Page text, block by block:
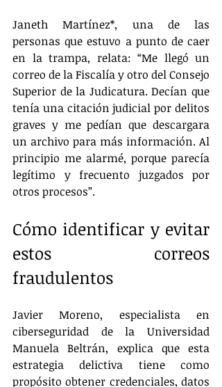
Janeth Martínez*, una de las
personas que estuvo a punto de caer
en la trampa, relata: “Me llegó un
correo de la Fiscalía y otro del Consejo
Superior de la Judicatura. Decían que
tenía una citación judicial por delitos
graves y me pedían que descargara
un archivo para más información. Al
principio me alarmé, porque parecía
legítimo y frecuento juzgados por
otros procesos”.
Cómo identificar y evitar
estos correos
fraudulentos
Javier Moreno, especialista en
ciberseguridad de la Universidad
Manuela Beltrán, explica que esta
estrategia delictiva tiene como
propósito obtener credenciales, datos